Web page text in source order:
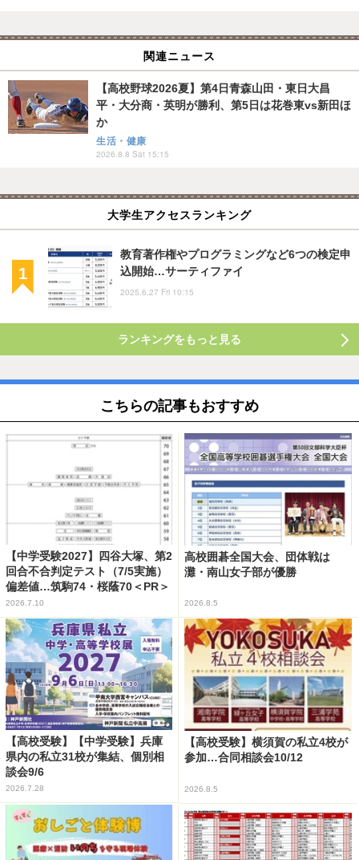
関連ニュース
【高校野球2026夏】第4日青森山田・東日大昌
平・大分商・英明が勝利、第5日は花巻東vs新田ほ
か
生活・健康
2026.8.8 Sat 15:15
大学生アクセスランキング
教育著作権やプログラミングなど6つの検定申
込開始…サーティファイ
2025.6.27 Fri 10:15
ランキングをもっと見る
こちらの記事もおすすめ
【中学受験2027】四谷大塚、第2
回合不合判定テスト（7/5実施）
偏差値…筑駒74・桜蔭70＜PR＞
2026.7.10
高校囲碁全国大会、団体戦は
灘・南山女子部が優勝
2026.8.5
【高校受験】【中学受験】兵庫
県内の私立31校が集結、個別相
談会9/6
2026.7.28
【高校受験】横須賀の私立4校が
参加…合同相談会10/12
2026.8.5